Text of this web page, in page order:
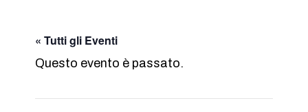
« Tutti gli Eventi
Questo evento è passato.